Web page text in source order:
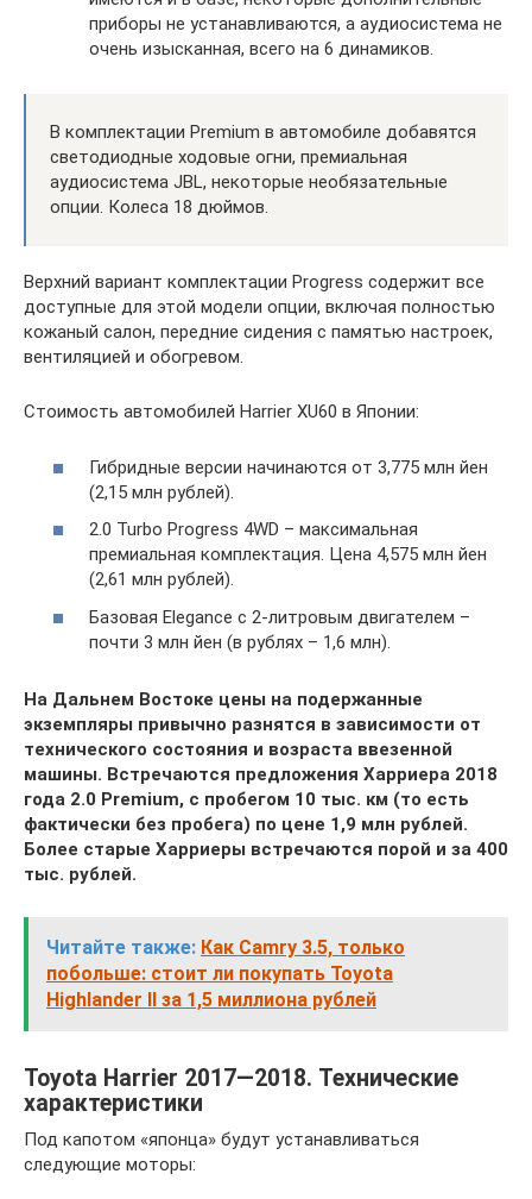
приборы не устанавливаются, а аудиосистема не
очень изысканная, всего на 6 динамиков.
В комплектации Premium в автомобиле добавятся
светодиодные ходовые огни, премиальная
аудиосистема JBL, некоторые необязательные
опции. Колеса 18 дюймов.
Верхний вариант комплектации Progress содержит все
доступные для этой модели опции, включая полностью
кожаный салон, передние сидения с памятью настроек,
вентиляцией и обогревом.
Стоимость автомобилей Harrier XU60 в Японии:
Гибридные версии начинаются от 3,775 млн йен
(2,15 млн рублей).
2.0 Turbo Progress 4WD – максимальная
премиальная комплектация. Цена 4,575 млн йен
(2,61 млн рублей).
Базовая Elegance с 2-литровым двигателем –
почти 3 млн йен (в рублях – 1,6 млн).
На Дальнем Востоке цены на подержанные
экземпляры привычно разнятся в зависимости от
технического состояния и возраста ввезенной
машины. Встречаются предложения Харриера 2018
года 2.0 Premium, с пробегом 10 тыс. км (то есть
фактически без пробега) по цене 1,9 млн рублей.
Более старые Харриеры встречаются порой и за 400
тыс. рублей.
Читайте также: Как Camry 3.5, только
побольше: стоит ли покупать Toyota
Highlander II за 1,5 миллиона рублей
Toyota Harrier 2017—2018. Технические
характеристики
Под капотом «японца» будут устанавливаться
следующие моторы: